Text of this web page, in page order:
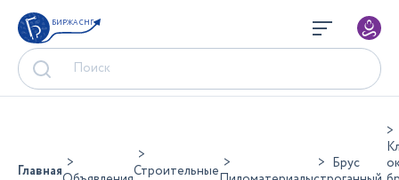
БИРЖА СНГ
Главная
Строительные
Брус